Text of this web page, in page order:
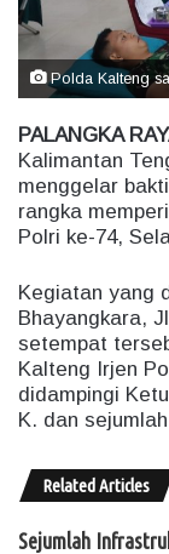
l
Polda Kalteng
PALANGKA
Kalimantan
menggelar
rangka
Polri ke-74,
Kegiatan yang
Bhayangkara,
setempat
Kalteng Irjen
didampingi
K. dan
Related Articles
Sejumlah